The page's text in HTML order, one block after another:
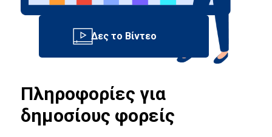
Πληροφορίες για
δημοσίους φορείς